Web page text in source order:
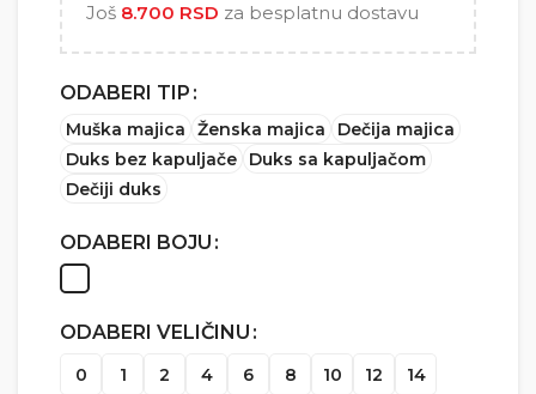
Još 8.700 RSD za besplatnu dostavu
ODABERI TIP
Muška majica Ženska majica
Dečija majica
Duks bez kapuljače
Duks sa kapuljačom
Dečiji duks
ODABERI BOJU
ODABERI VELIČINU
0 1 2 4 6 8 10 12
14